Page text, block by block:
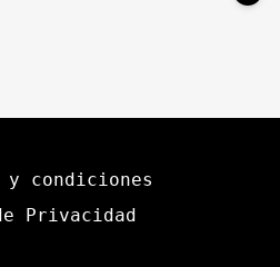
y condiciones
Privacidad